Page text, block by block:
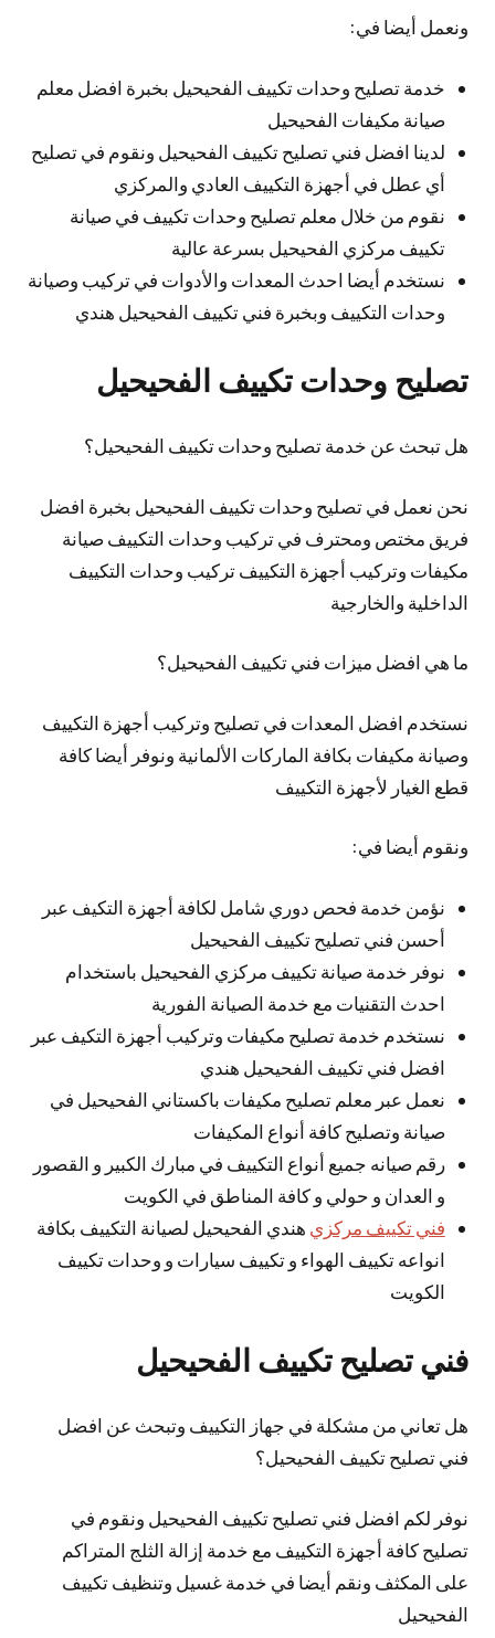
ونعمل أيضا في:
خدمة تصليح وحدات تكييف الفحيحيل بخبرة افضل معلم
صيانة مكيفات الفحيحيل
لدينا افضل فني تصليح تكييف الفحيحيل ونقوم في تصليح
أي عطل في أجهزة التكييف العادي والمركزي
نقوم من خلال معلم تصليح وحدات تكييف في صيانة
تكييف مركزي الفحيحيل بسرعة عالية
نستخدم أيضا احدث المعدات والأدوات في تركيب وصيانة
وحدات التكييف وبخبرة فني تكييف الفحيحيل هندي
تصليح وحدات تكييف الفحيحيل
هل تبحث عن خدمة تصليح وحدات تكييف الفحيحيل؟
نحن نعمل في تصليح وحدات تكييف الفحيحيل بخبرة افضل
فريق مختص ومحترف في تركيب وحدات التكييف صيانة
مكيفات وتركيب أجهزة التكييف تركيب وحدات التكييف
الداخلية والخارجية
ما هي افضل ميزات فني تكييف الفحيحيل؟
نستخدم افضل المعدات في تصليح وتركيب أجهزة التكييف
وصيانة مكيفات بكافة الماركات الألمانية ونوفر أيضا كافة
قطع الغيار لأجهزة التكييف
ونقوم أيضا في:
نؤمن خدمة فحص دوري شامل لكافة أجهزة التكيف عبر
أحسن فني تصليح تكييف الفحيحيل
نوفر خدمة صيانة تكييف مركزي الفحيحيل باستخدام
احدث التقنيات مع خدمة الصيانة الفورية
نستخدم خدمة تصليح مكيفات وتركيب أجهزة التكيف عبر
افضل فني تكييف الفحيحيل هندي
نعمل عبر معلم تصليح مكيفات باكستاني الفحيحيل في
صيانة وتصليح كافة أنواع المكيفات
رقم صيانه جميع أنواع التكييف في مبارك الكبير و القصور
و العدان و حولي و كافة المناطق في الكويت
فني تكييف مركزي هندي الفحيحيل لصيانة التكييف بكافة
انواعه تكييف الهواء و تكييف سيارات و وحدات تكييف
الكويت
فني تصليح تكييف الفحيحيل
هل تعاني من مشكلة في جهاز التكييف وتبحث عن افضل
فني تصليح تكييف الفحيحيل؟
نوفر لكم افضل فني تصليح تكييف الفحيحيل ونقوم في
تصليح كافة أجهزة التكييف مع خدمة إزالة الثلج المتراكم
على المكثف ونقم أيضا في خدمة غسيل وتنظيف تكييف
الفحيحيل